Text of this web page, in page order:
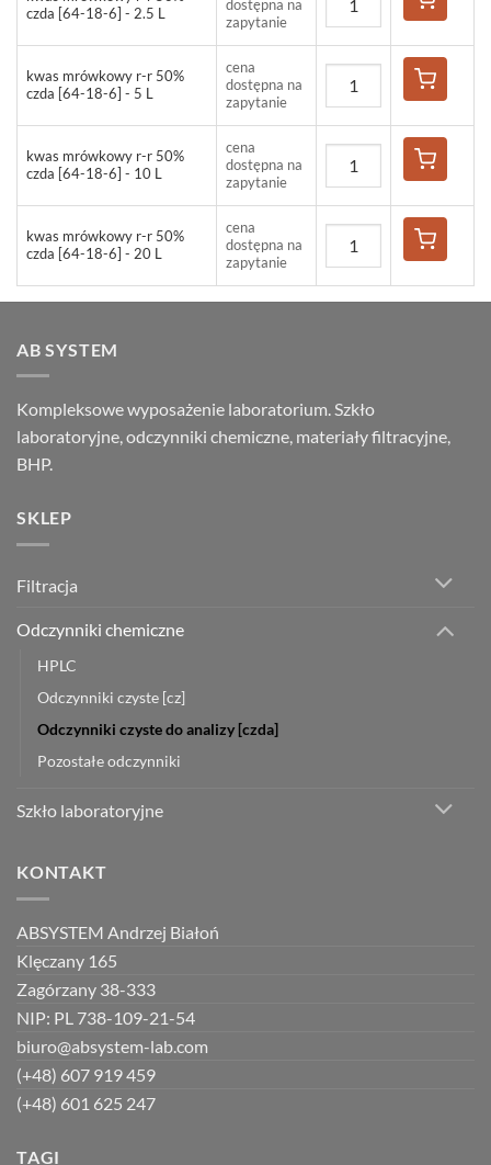
czda [64-18-6] - 2.5 L
dostępna na
zapytanie
kwas mrówkowy r-r 50%
czda [64-18-6] - 5 L
cena
dostępna na
zapytanie
kwas mrówkowy r-r 50%
czda [64-18-6] - 10 L
cena
dostępna na
zapytanie
kwas mrówkowy r-r 50%
czda [64-18-6] - 20 L
cena
dostępna na
zapytanie
AB SYSTEM
Kompleksowe wyposażenie laboratorium. Szkło
laboratoryjne, odczynniki chemiczne, materiały filtracyjne,
BHP.
SKLEP
Filtracja
Odczynniki chemiczne
HPLC
Odczynniki czyste [cz]
Odczynniki czyste do analizy [czda]
Pozostałe odczynniki
Szkło laboratoryjne
KONTAKT
ABSYSTEM Andrzej Białoń
Klęczany 165
Zagórzany 38-333
NIP: PL 738-109-21-54
biuro@absystem-lab.com
(+48) 607 919 459
(+48) 601 625 247
TAGI